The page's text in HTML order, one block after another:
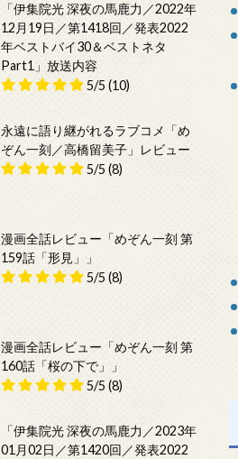
「伊集院光 深夜の馬鹿力／2022年
12月19日／第1418回／発表2022
年ベストバイ30＆ベストネタ
Part1」放送内容
5/5 (10)
永遠に語り継がれるラブコメ「め
ぞん一刻／高橋留美子」レビュー
5/5 (8)
漫画全話レビュー「めぞん一刻 第
159話「形見」」
5/5 (8)
漫画全話レビュー「めぞん一刻 第
160話「桜の下で」」
5/5 (8)
「伊集院光 深夜の馬鹿力／2023年
01月02日／第1420回／発表2022